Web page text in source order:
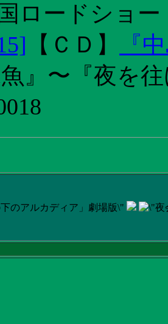
ロードショー
【 ＣＤ 】
『
』〜『夜を